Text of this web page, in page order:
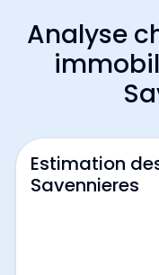
Analyse
Estimation
Savennieres